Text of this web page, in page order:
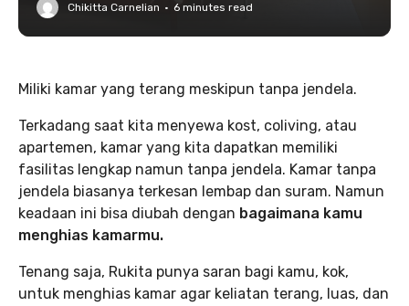
Chikitta Carnelian · 6 minutes read
Miliki kamar yang terang meskipun tanpa jendela.
Terkadang saat kita menyewa kost, coliving, atau
apartemen, kamar yang kita dapatkan memiliki
fasilitas lengkap namun tanpa jendela. Kamar tanpa
jendela biasanya terkesan lembap dan suram. Namun
keadaan ini bisa diubah dengan bagaimana kamu
menghias kamarmu.
Tenang saja, Rukita punya saran bagi kamu, kok,
untuk menghias kamar agar keliatan terang, luas, dan